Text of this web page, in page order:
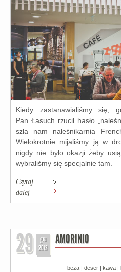
Kiedy zasta­na­wia­li­śmy się,
Pan Łasuch rzu­cił hasło
szła nam nale­śni­kar­nia
Wielokrotnie mija­li­śmy ją w
nigdy nie było oka­zji żeby
wybra­li­śmy się spe­cjal­nie tam.
Czytaj
dalej
29
gru
2013
AMORINIO
beza
deser kawa